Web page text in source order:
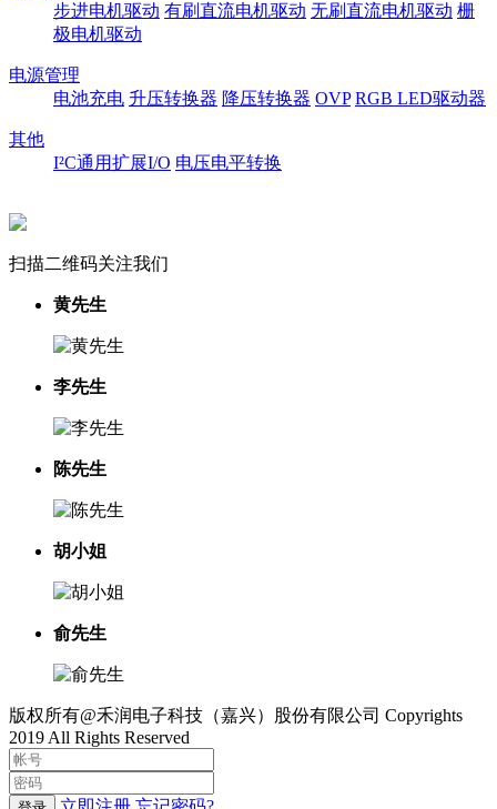
步进电机驱动 有刷直流电机驱动 无刷直流电机驱动 栅
极电机驱动
电源管理
电池充电 升压转换器 降压转换器 OVP RGB LED驱动器
其他
I²C通用扩展I/O 电压电平转换
扫描二维码关注我们
黄先生
李先生
陈先生
胡小姐
俞先生
版权所有@禾润电子科技（嘉兴）股份有限公司 Copyrights
2019 All Rights Reserved